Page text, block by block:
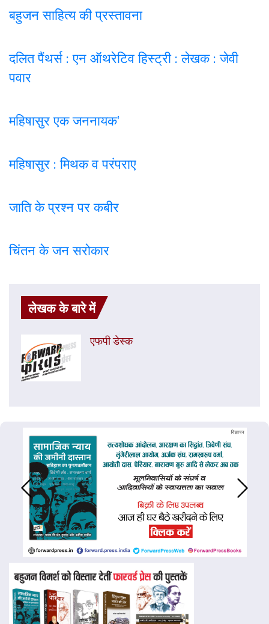
बहुजन साहित्य की प्रस्तावना
दलित पैंथर्स : एन ऑथरेटिव हिस्ट्री : लेखक : जेवी
पवार
महिषासुर एक जननायक’
महिषासुर : मिथक व परंपराए
जाति के प्रश्न पर कबीर
चिंतन के जन सरोकार
लेखक के बारे में
एफपी डेस्‍क